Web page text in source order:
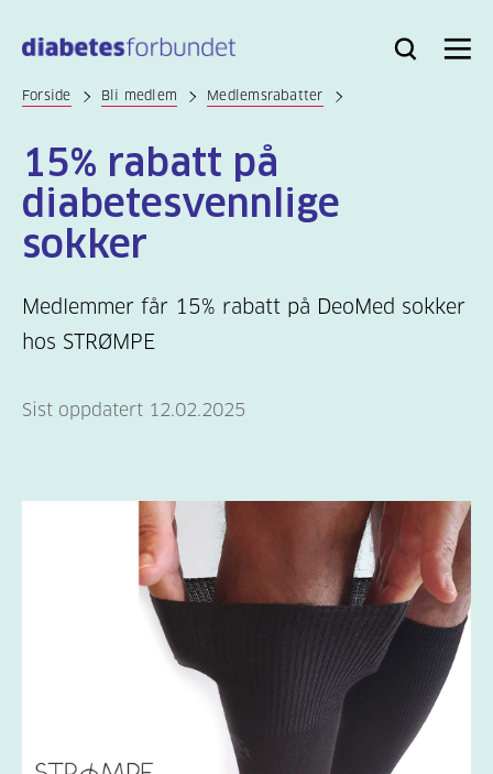
hovedinnhold
Bli
Logg
Søk Meny
Forside Bli medlem Medlemsrabatter
15% rabatt på
diabetesvennlige
sokker
Medlemmer får 15% rabatt på DeoMed sokker
hos STRØMPE
Sist oppdatert 12.02.2025